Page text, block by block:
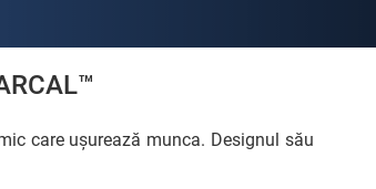
care ușurează munca. Designul său